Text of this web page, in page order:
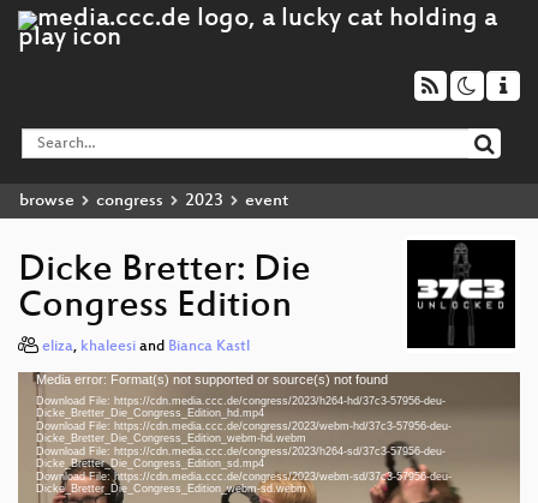
browse congress 2023 event
Dicke Bretter: Die
Congress Edition
eliza, khaleesi and Bianca Kastl
Video
Player
Media error: Format(s) not supported or source(s) not found
Download File: https://cdn.media.ccc.de/congress/2023/h264-hd/37c3-57956-deu-
Dicke_Bretter_Die_Congress_Edition_hd.mp4
Download File: https://cdn.media.ccc.de/congress/2023/webm-hd/37c3-57956-deu-
Dicke_Bretter_Die_Congress_Edition_webm-hd.webm
Download File: https://cdn.media.ccc.de/congress/2023/h264-sd/37c3-57956-deu-
Dicke_Bretter_Die_Congress_Edition_sd.mp4
Download File: https://cdn.media.ccc.de/congress/2023/webm-sd/37c3-57956-deu-
Dicke_Bretter_Die_Congress_Edition_webm-sd.webm
deu 1080p (mp4)